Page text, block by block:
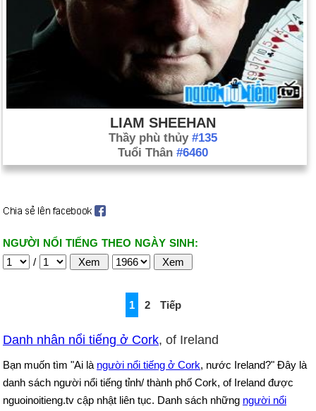
LIAM SHEEHAN
Thầy phù thủy #135
Tuổi Thân #6460
NGƯỜI NỔI TIẾNG THEO NGÀY SINH:
/
1 2 Tiếp
Danh nhân nổi tiếng ở Cork, of Ireland
Bạn muốn tìm "Ai là người nổi tiếng ở Cork, nước Ireland?" Đây là
danh sách người nổi tiếng tỉnh/ thành phố Cork, of Ireland được
nguoinoitieng.tv cập nhật liên tục. Danh sách những người nổi